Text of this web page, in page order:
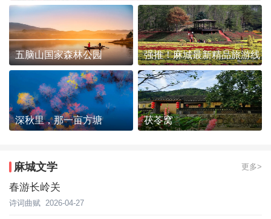
五脑山国家森林公园 强推！麻城最新精品旅游线
路发布~
深秋里，那一亩方塘 茯苓窝
麻城文学 更多>
春游长岭关
诗词曲赋 2026-04-27